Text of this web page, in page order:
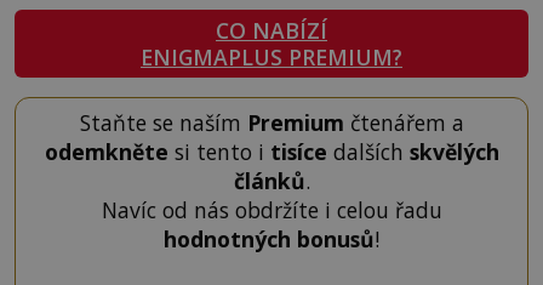
CO NABÍZÍ
ENIGMAPLUS PREMIUM?
Staňte se naším Premium čtenářem a
odemkněte si tento i tisíce dalších skvělých
článků.
Navíc od nás obdržíte i celou řadu
hodnotných bonusů!